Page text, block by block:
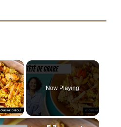
×
Video
Now Playing
×